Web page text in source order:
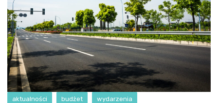
aktualności budżet wydarzenia